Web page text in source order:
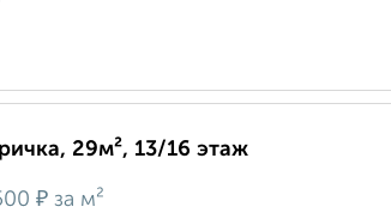
29м², 13/16 этаж
₽ за м²